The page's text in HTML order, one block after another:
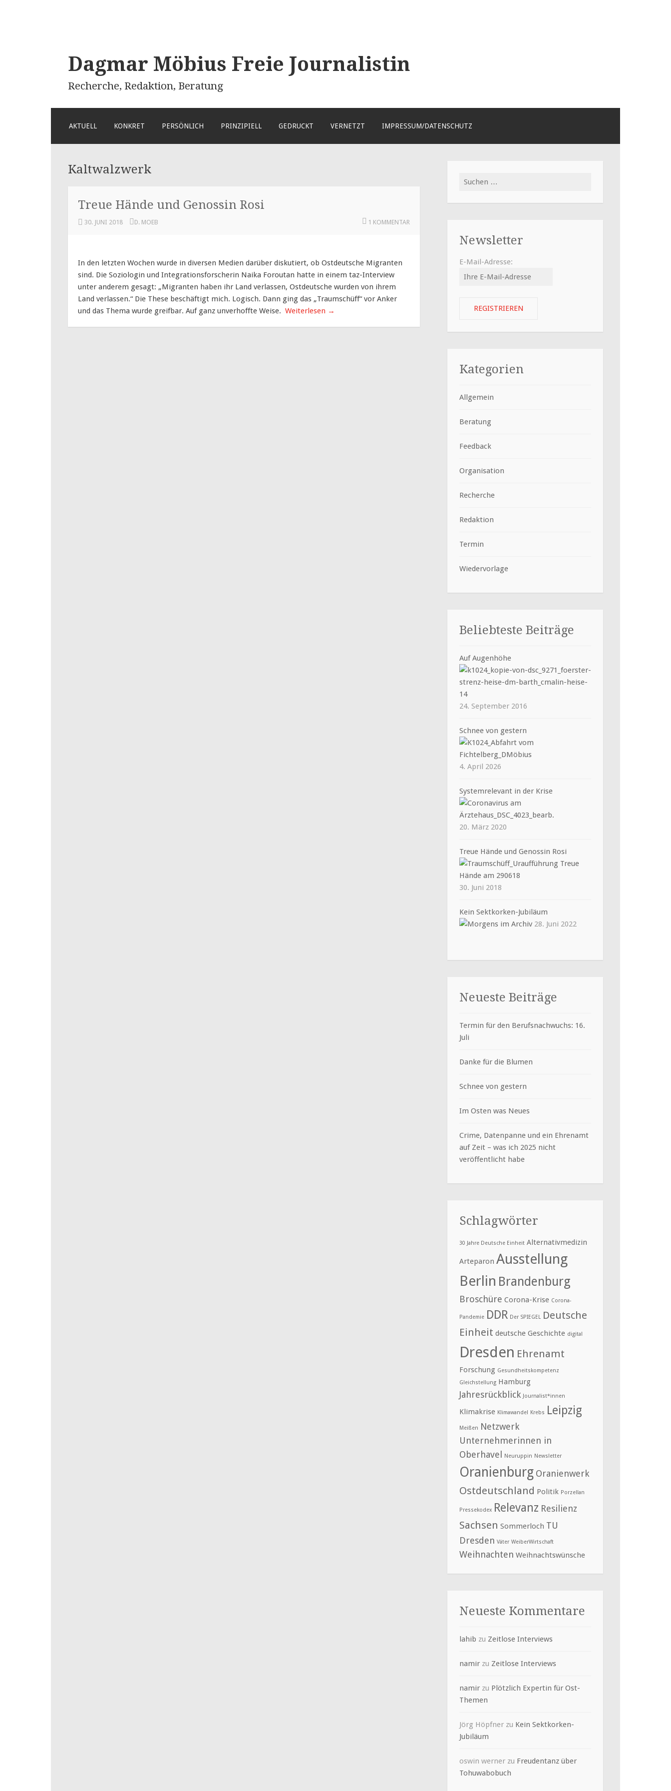
Dagmar Möbius Freie Journalistin
Recherche, Redaktion, Beratung
SPRINGEN
AKTUELL KONKRET PERSÖNLICH PRINZIPIELL GEDRUCKT VERNETZT IMPRESSUM/DATENSCHUTZ
Kaltwalzwerk
Treue Hände und Genossin Rosi
30. JUNI 2018 D. MOEB 1 KOMMENTAR
In den letzten Wochen wurde in diversen Medien darüber diskutiert, ob Ostdeutsche Migranten
sind. Die Soziologin und Integrationsforscherin Naika Foroutan hatte in einem taz-Interview
unter anderem gesagt: „Migranten haben ihr Land verlassen, Ostdeutsche wurden von ihrem
Land verlassen.“ Die These beschäftigt mich. Logisch. Dann ging das „Traumschüff“ vor Anker
und das Thema wurde greifbar. Auf ganz unverhoffte Weise. Weiterlesen →
Suchen
Newsletter
E-Mail-Adresse:
Kategorien
Allgemein
Beratung
Feedback
Organisation
Recherche
Redaktion
Termin
Wiedervorlage
Beliebteste Beiträge
Auf Augenhöhe
24. September 2016
Schnee von gestern
4. April 2026
Systemrelevant in der Krise
20. März 2020
Treue Hände und Genossin Rosi
30. Juni 2018
Kein Sektkorken-Jubiläum
28. Juni 2022
Neueste Beiträge
Termin für den Berufsnachwuchs: 16.
Juli
Danke für die Blumen
Schnee von gestern
Im Osten was Neues
Crime, Datenpanne und ein Ehrenamt
auf Zeit – was ich 2025 nicht
veröffentlicht habe
Schlagwörter
30 Jahre Deutsche Einheit Alternativmedizin
Arteparon Ausstellung
Berlin Brandenburg
Broschüre Corona-Krise Corona-
Pandemie DDR Der SPIEGEL Deutsche
Einheit deutsche Geschichte digital
Dresden Ehrenamt
Forschung Gesundheitskompetenz
Gleichstellung Hamburg
Jahresrückblick Journalist*innen
Klimakrise Klimawandel Krebs Leipzig
Meißen Netzwerk
Unternehmerinnen in
Oberhavel
Neuruppin Newsletter
Oranienburg Oranienwerk
Ostdeutschland Politik Porzellan
Pressekodex Relevanz Resilienz
Sachsen Sommerloch TU
Dresden Väter WeiberWirtschaft
Weihnachten Weihnachtswünsche
Neueste Kommentare
lahib zu Zeitlose Interviews
namir zu Zeitlose Interviews
namir zu Plötzlich Expertin für Ost-
Themen
Jörg Höpfner zu Kein Sektkorken-
Jubiläum
oswin werner zu Freudentanz über
Tohuwabobuch